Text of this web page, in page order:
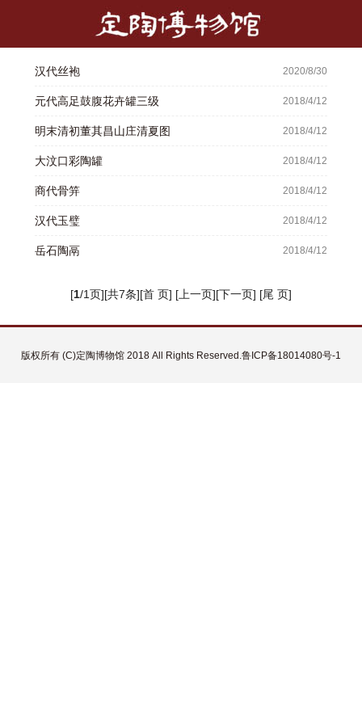
汉代丝袍 2020/8/30
元代高足鼓腹花卉罐三级 2018/4/12
明末清初董其昌山庄清夏图 2018/4/12
大汶口彩陶罐 2018/4/12
商代骨笄 2018/4/12
汉代玉璧 2018/4/12
岳石陶鬲 2018/4/12
[1/1页][共7条][首 页] [上一页][下一页] [尾 页]
版权所有 (C)定陶博物馆 2018 All Rights Reserved. 鲁ICP备18014080号-1